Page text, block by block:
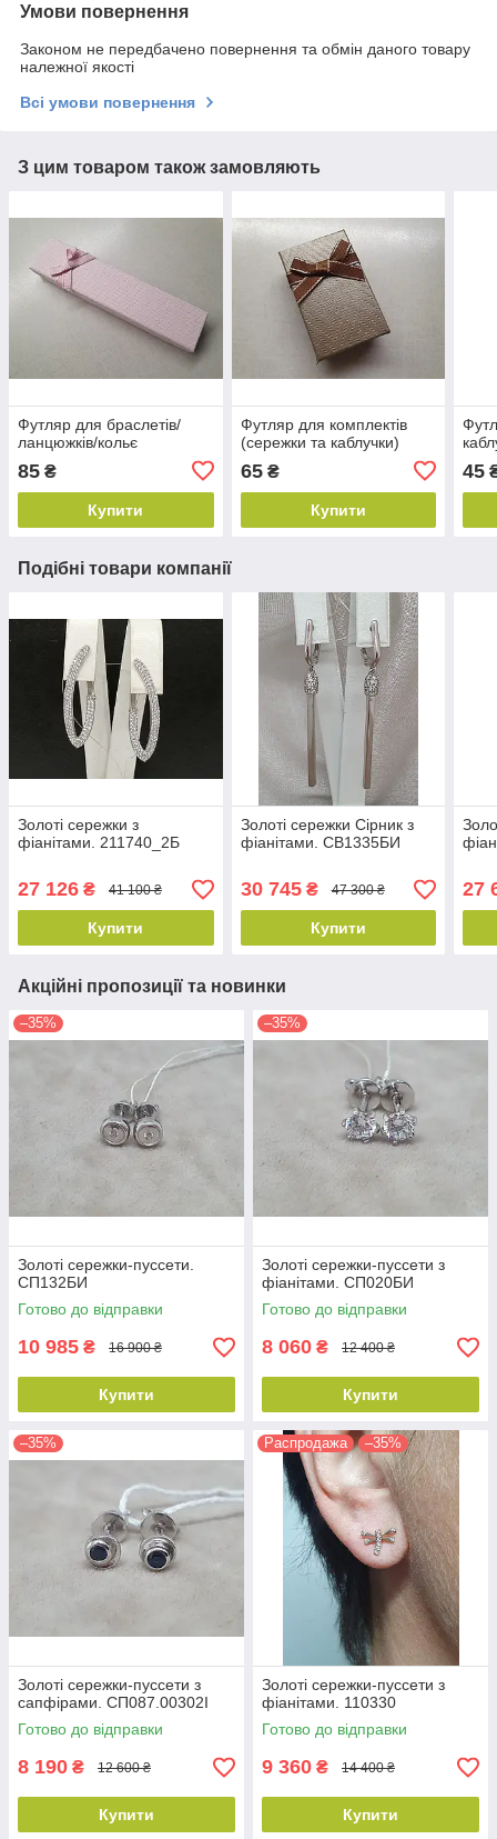
Умови повернення
Законом не передбачено повернення та обмін даного товару
належної якості
Всі умови повернення
З цим товаром також замовляють
Футляр для браслетів/
ланцюжків/кольє
85 ₴
Купити
Футляр для комплектів
(сережки та каблучки)
65₴
Купити
45
Подібні товари компанії
Золоті сережки з
фіанітами. 211740_2Б
27 126 ₴ 41 100 ₴
Купити
Золоті сережки Сірник з
фіанітами. СВ1335БИ
30 745₴ 47 300 ₴
Купити
27
Акційні пропозиції та новинки
–35%
Золоті сережки-пуссети.
СП132БИ
Готово до відправки
10 985 ₴ 16 900 ₴
Купити
–35%
Золоті сережки-пуссети з
фіанітами. СП020БИ
Готово до відправки
8 060 ₴ 12 400 ₴
Купити
–35%
Золоті сережки-пуссети з
сапфірами. СП087.00302І
Готово до відправки
8 190 ₴ 12 600 ₴
Купити
Распродажа –35%
Золоті сережки-пуссети з
фіанітами. 110330
Готово до відправки
9 360 ₴ 14 400 ₴
Купити